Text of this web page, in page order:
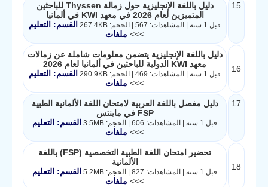
15
دليل باللغة الإنجليزية حول زمالة Thyssen للباحثين
المتميزين لعام 2026 في معهد KWI في ألمانيا
قبل 1 سنة | المشاهدات: 567 | الحجم: 267.4KB
القسم: التعليم
>>> ملفات
16
دليل باللغة الإنجليزية يتضمن معلومات شاملة عن زمالات
معهد KWI الدولية للباحثين في ألمانيا لعام 2026
قبل 1 سنة | المشاهدات: 469 | الحجم: 290.9KB
القسم: التعليم
>>> ملفات
17
دليل مفصل باللغة العربية لامتحان اللغة الألمانية الطبية
FSP في ماينتس
قبل 1 سنة | المشاهدات: 606 | الحجم: 3.5MB
القسم: التعليم
>>> ملفات
18
تحضير امتحان اللغة الطبية التخصصية (FSP) باللغة
الألمانية
قبل 1 سنة | المشاهدات: 827 | الحجم: 5.2MB
القسم: التعليم
>>> ملفات